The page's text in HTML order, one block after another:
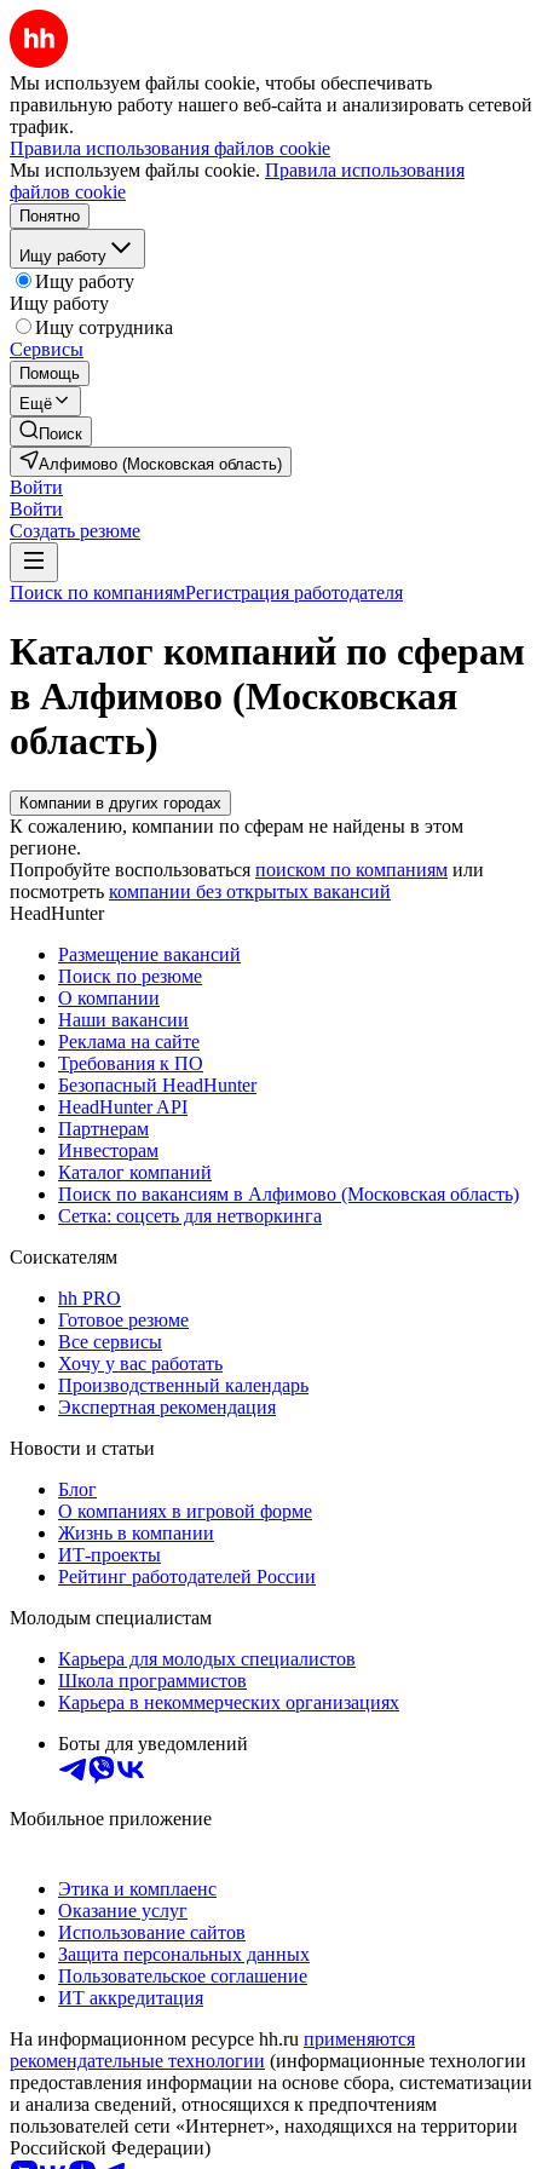
Мы используем файлы cookie, чтобы обеспечивать
правильную работу нашего веб-сайта и анализировать сетевой
трафик.
Правила использования файлов cookie
Мы используем файлы cookie. Правила использования
файлов cookie
Понятно
Ищу работу
Ищу работу
Ищу работу
Ищу сотрудника
Сервисы
Помощь
Ещё
Поиск
Алфимово (Московская область)
Войти
Войти
Создать резюме
Поиск по компаниямРегистрация работодателя
Каталог компаний по сферам
в Алфимово (Московская
область)
Компании в других городах
К сожалению, компании по сферам не найдены в этом
регионе.
Попробуйте воспользоваться поиском по компаниям или
посмотреть компании без открытых вакансий
HeadHunter
Размещение вакансий
Поиск по резюме
О компании
Наши вакансии
Реклама на сайте
Требования к ПО
Безопасный HeadHunter
HeadHunter API
Партнерам
Инвесторам
Каталог компаний
Поиск по вакансиям в Алфимово (Московская область)
Сетка: соцсеть для нетворкинга
Соискателям
hh PRO
Готовое резюме
Все сервисы
Хочу у вас работать
Производственный календарь
Экспертная рекомендация
Новости и статьи
Блог
О компаниях в игровой форме
Жизнь в компании
ИТ-проекты
Рейтинг работодателей России
Молодым специалистам
Карьера для молодых специалистов
Школа программистов
Карьера в некоммерческих организациях
Боты для уведомлений
Мобильное приложение
Этика и комплаенс
Оказание услуг
Использование сайтов
Защита персональных данных
Пользовательское соглашение
ИТ аккредитация
На информационном ресурсе hh.ru применяются
рекомендательные технологии (информационные технологии
предоставления информации на основе сбора, систематизации
и анализа сведений, относящихся к предпочтениям
пользователей сети «Интернет», находящихся на территории
Российской Федерации)